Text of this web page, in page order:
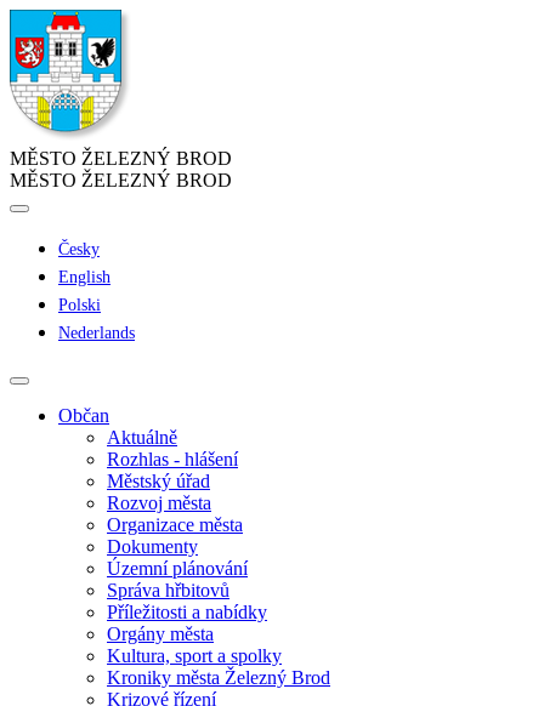
MĚSTO ŽELEZNÝ BROD
MĚSTO ŽELEZNÝ BROD
Česky
English
Polski
Nederlands
Občan
Aktuálně
Rozhlas - hlášení
Městský úřad
Rozvoj města
Organizace města
Dokumenty
Územní plánování
Správa hřbitovů
Příležitosti a nabídky
Orgány města
Kultura, sport a spolky
Kroniky města Železný Brod
Krizové řízení